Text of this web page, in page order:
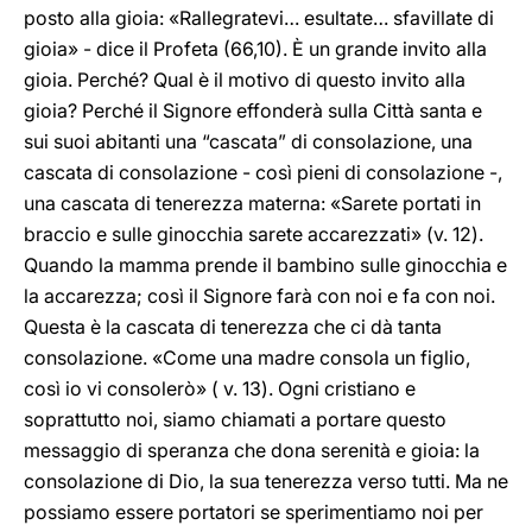
posto alla gioia: «Rallegratevi… esultate… sfavillate di
gioia» - dice il Profeta (66,10). È un grande invito alla
gioia. Perché? Qual è il motivo di questo invito alla
gioia? Perché il Signore effonderà sulla Città santa e
sui suoi abitanti una “cascata” di consolazione, una
cascata di consolazione - così pieni di consolazione -,
una cascata di tenerezza materna: «Sarete portati in
braccio e sulle ginocchia sarete accarezzati» (v. 12).
Quando la mamma prende il bambino sulle ginocchia e
la accarezza; così il Signore farà con noi e fa con noi.
Questa è la cascata di tenerezza che ci dà tanta
consolazione. «Come una madre consola un figlio,
così io vi consolerò» ( v. 13). Ogni cristiano e
soprattutto noi, siamo chiamati a portare questo
messaggio di speranza che dona serenità e gioia: la
consolazione di Dio, la sua tenerezza verso tutti. Ma ne
possiamo essere portatori se sperimentiamo noi per